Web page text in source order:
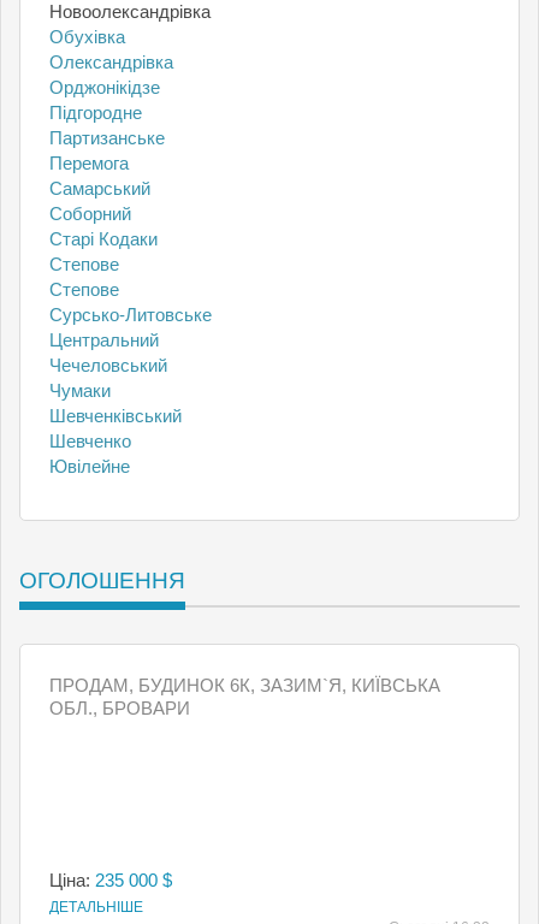
Новоолександрівка
Обухівка
Олександрівка
Орджонікідзе
Підгородне
Партизанське
Перемога
Самарський
Соборний
Старі Кодаки
Степове
Степове
Сурсько-Литовське
Центральний
Чечеловський
Чумаки
Шевченківський
Шевченко
Ювілейне
ОГОЛОШЕННЯ
ПРОДАМ, БУДИНОК 6К, ЗАЗИМ`Я, КИЇВСЬКА
ОБЛ., БРОВАРИ
Ціна: 235 000 $
ДЕТАЛЬНІШЕ